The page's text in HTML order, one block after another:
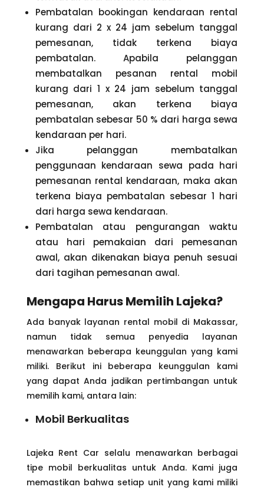
Pembatalan bookingan kendaraan rental
kurang dari 2 x 24 jam sebelum tanggal
pemesanan, tidak terkena biaya
pembatalan. Apabila pelanggan
membatalkan pesanan rental mobil
kurang dari 1 x 24 jam sebelum tanggal
pemesanan, akan terkena biaya
pembatalan sebesar 50 % dari harga sewa
kendaraan per hari.
Jika pelanggan membatalkan
penggunaan kendaraan sewa pada hari
pemesanan rental kendaraan, maka akan
terkena biaya pembatalan sebesar 1 hari
dari harga sewa kendaraan.
Pembatalan atau pengurangan waktu
atau hari pemakaian dari pemesanan
awal, akan dikenakan biaya penuh sesuai
dari tagihan pemesanan awal.
Mengapa Harus Memilih Lajeka?
Ada banyak layanan rental mobil di Makassar,
namun tidak semua penyedia layanan
menawarkan beberapa keunggulan yang kami
miliki. Berikut ini beberapa keunggulan kami
yang dapat Anda jadikan pertimbangan untuk
memilih kami, antara lain:
Mobil Berkualitas
Lajeka Rent Car selalu menawarkan berbagai
tipe mobil berkualitas untuk Anda. Kami juga
memastikan bahwa setiap unit yang kami miliki